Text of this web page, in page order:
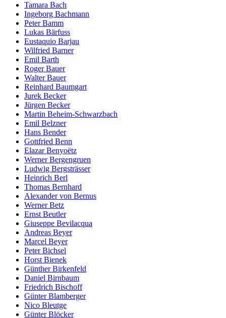
Tamara Bach
Ingeborg Bachmann
Peter Bamm
Lukas Bärfuss
Eustaquio Barjau
Wilfried Barner
Emil Barth
Roger Bauer
Walter Bauer
Reinhard Baumgart
Jurek Becker
Jürgen Becker
Martin Beheim-Schwarzbach
Emil Belzner
Hans Bender
Gottfried Benn
Elazar Benyoëtz
Werner Bergengruen
Ludwig Bergsträsser
Heinrich Berl
Thomas Bernhard
Alexander von Bernus
Werner Betz
Ernst Beutler
Giuseppe Bevilacqua
Andreas Beyer
Marcel Beyer
Peter Bichsel
Horst Bienek
Günther Birkenfeld
Daniel Birnbaum
Friedrich Bischoff
Günter Blamberger
Nico Bleutge
Günter Blöcker